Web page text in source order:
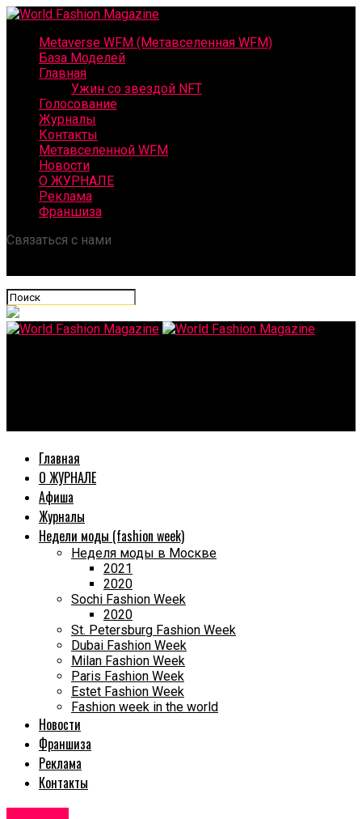
Metaverse WFM (Метавселенная WFM)
База Моделей
Главная
Ужин со звездой NFT
Голосование
Журналы
Контакты
Метавселенной WFM
Новости
О ЖУРНАЛЕ
Реклама
Франшиза
Связаться с нами
Главная
О ЖУРНАЛЕ
Афиша
Журналы
Недели моды (fashion week)
Неделя моды в Москве
2021
2020
Sochi Fashion Week
2020
St. Petersburg Fashion Week
Dubai Fashion Week
Milan Fashion Week
Paris Fashion Week
Estet Fashion Week
Fashion week in the world
Новости
Франшиза
Реклама
Контакты